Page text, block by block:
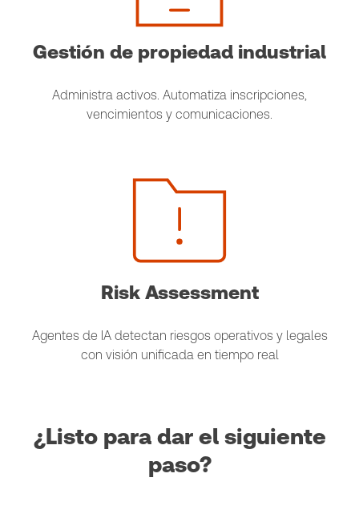
Gestión de propiedad industrial
Administra activos. Automatiza inscripciones,
vencimientos y comunicaciones.
Risk Assessment
Agentes de IA detectan riesgos operativos y legales
con visión unificada en tiempo real
¿Listo para dar el siguiente
paso?